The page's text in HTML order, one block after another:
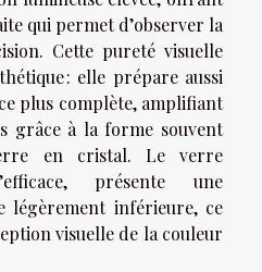
qui permet d’observer la
Cette pureté visuelle
: elle prépare aussi
plus complète, amplifiant
grâce à la forme souvent
en cristal. Le verre
présente une
légèrement inférieure, ce
visuelle de la couleur